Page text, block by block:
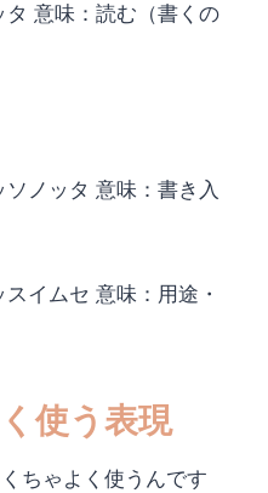
意味：読む（書くの
ノッタ 意味：書き入
イムセ 意味：用途・
使う表現
ちゃよく使うんです